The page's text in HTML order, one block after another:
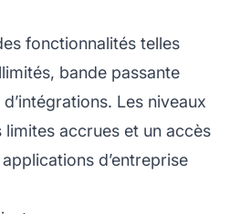
fonctionnalités telles
bande passante
Les niveaux
accrues et un accès
d’entreprise